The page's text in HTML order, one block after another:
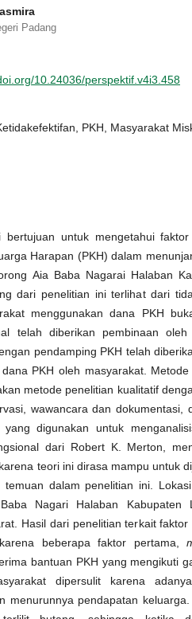
Padang
10.24036/perspektif.v4i3.458
PKH, Masyarakat
bertujuan untuk mengetahui
Harapan (PKH) dalam
Aia Baba Nagarai Halaban
dari penelitian ini terlihat dari
menggunakan dana PKH
telah diberikan pembinaan
pendamping PKH telah
PKH oleh masyarakat.
metode penelitian kualitatif
wawancara dan dokumentasi,
yang digunakan untuk
dari Robert K. Merton,
teori ini dirasa mampu untuk
temuan dalam penelitian ini.
Nagari Halaban Kabupaten
Hasil dari penelitian terkait
beberapa faktor pertama,
bantuan PKH yang mengikuti
dipersulit karena
menurunnya pendapatan